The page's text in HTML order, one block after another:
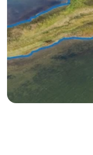
Apslund
Läänemaa ainus
kinnisvara välja ostu.
Jälgi meid
Facebook
© Kõik õigused kaitstud